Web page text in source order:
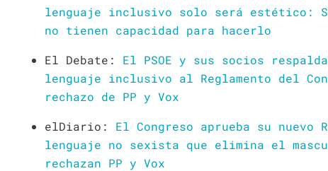
lenguaje inclusivo solo será estético:
no tienen capacidad para hacerlo
El Debate: El PSOE y sus socios
lenguaje inclusivo al Reglamento del
rechazo de PP y Vox
elDiario:
El Congreso aprueba su nuevo
lenguaje no sexista que elimina el
rechazan PP y Vox